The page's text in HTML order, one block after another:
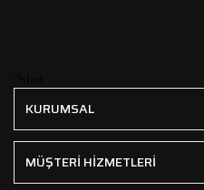
KURUMSAL
MÜŞTERİ HİZMETLERİ